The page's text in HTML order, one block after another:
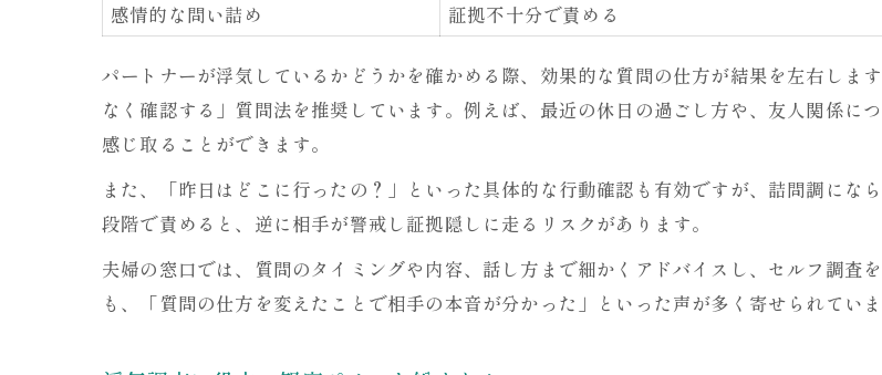
感情的な問い詰め
証拠不十分で責める
パートナーが浮気しているかどうかを確かめる際、効果的な質問の仕方が結果を左右しま
なく確認する」質問法を推奨しています。例えば、最近の休日の過ごし方や、友人関係に
感じ取ることができます。
また、「昨日はどこに行ったの？」といった具体的な行動確認も有効ですが、詰問調にな
段階で責めると、逆に相手が警戒し証拠隠しに走るリスクがあります。
夫婦の窓口では、質問のタイミングや内容、話し方まで細かくアドバイスし、セルフ調査
も、「質問の仕方を変えたことで相手の本音が分かった」といった声が多く寄せられていま